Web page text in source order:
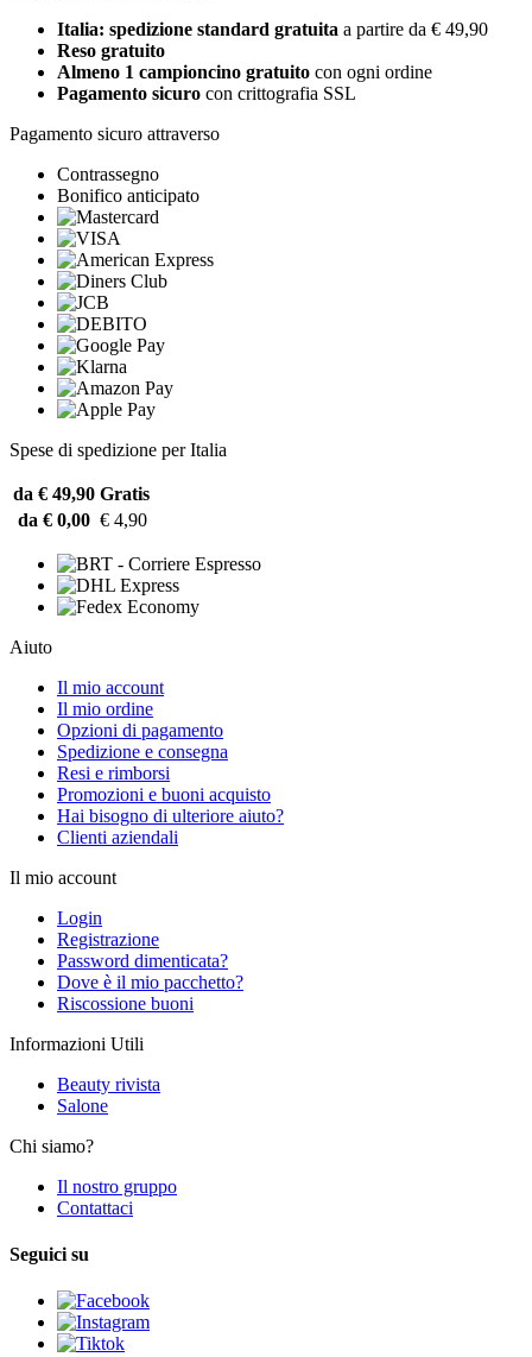
Italia: spedizione standard gratuita a partire da € 49,90
Reso gratuito
Almeno 1 campioncino gratuito con ogni ordine
Pagamento sicuro con crittografia SSL
Pagamento sicuro attraverso
Contrassegno
Bonifico anticipato
Spese di spedizione per Italia
da € 49,90 Gratis
da € 0,00 € 4,90
Aiuto
Il mio account
Il mio ordine
Opzioni di pagamento
Spedizione e consegna
Resi e rimborsi
Promozioni e buoni acquisto
Hai bisogno di ulteriore aiuto?
Clienti aziendali
Il mio account
Login
Registrazione
Password dimenticata?
Dove è il mio pacchetto?
Riscossione buoni
Informazioni Utili
Beauty rivista
Salone
Chi siamo?
Il nostro gruppo
Contattaci
Seguici su